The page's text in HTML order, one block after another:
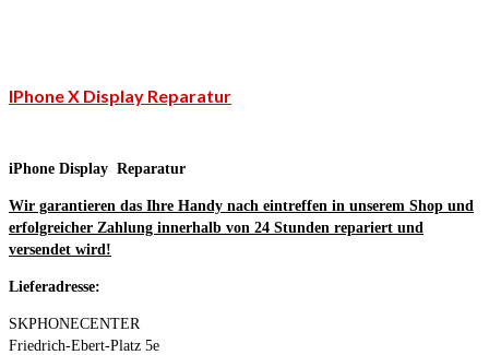
IPhone X Display Reparatur
iPhone Display Reparatur
Wir garantieren das Ihre Handy nach eintreffen in unserem Shop und
erfolgreicher Zahlung innerhalb von 24 Stunden repariert und
versendet wird!
Lieferadresse:
SKPHONECENTER
Friedrich-Ebert-Platz 5e